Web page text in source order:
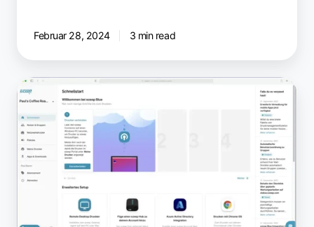
Februar 28, 2024 3 min read
Dein
Admin
Portal
jetzt
auf
Deutsch